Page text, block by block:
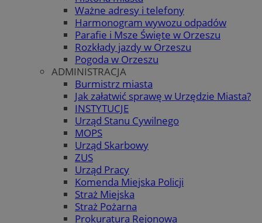
Ważne adresy i telefony
Harmonogram wywozu odpadów
Parafie i Msze Święte w Orzeszu
Rozkłady jazdy w Orzeszu
Pogoda w Orzeszu
ADMINISTRACJA
Burmistrz miasta
Jak załatwić sprawę w Urzędzie Miasta?
INSTYTUCJE
Urząd Stanu Cywilnego
MOPS
Urząd Skarbowy
ZUS
Urząd Pracy
Komenda Miejska Policji
Straż Miejska
Straż Pożarna
Prokuratura Rejonowa